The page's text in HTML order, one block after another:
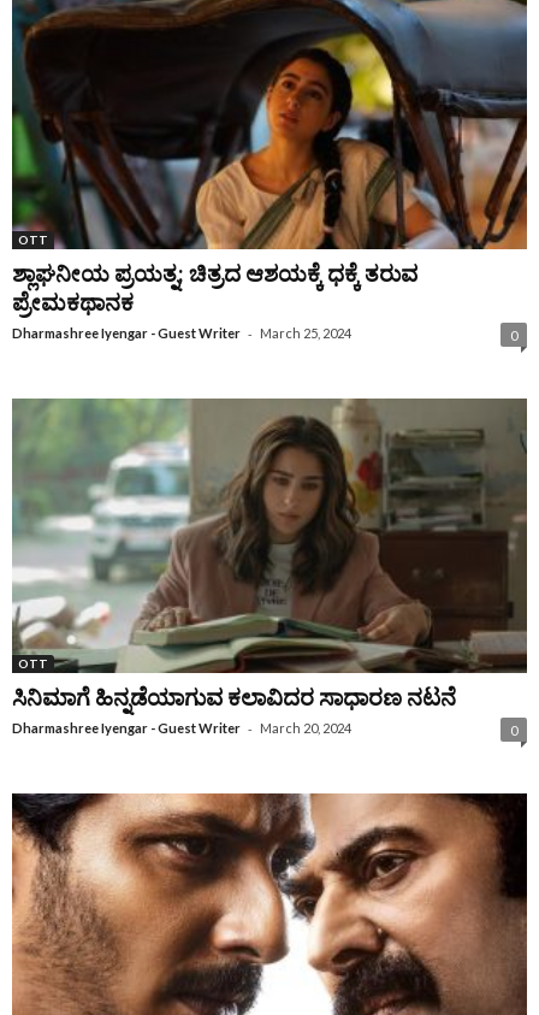
OTT
ಶ್ಲಾಘನೀಯ ಪ್ರಯತ್ನ; ಚಿತ್ರದ ಆಶಯಕ್ಕೆ ಧಕ್ಕೆ ತರುವ
ಪ್ರೇಮಕಥಾನಕ
Dharmashree Iyengar - Guest Writer - March 25, 2024 0
OTT
ಸಿನಿಮಾಗೆ ಹಿನ್ನಡೆಯಾಗುವ ಕಲಾವಿದರ ಸಾಧಾರಣ ನಟನೆ
Dharmashree Iyengar - Guest Writer - March 20, 2024 0